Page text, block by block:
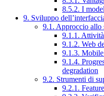
8.5.2. I
9. Sviluppo
9.1. Approccio allo
9.1.1.
9.1.2. Web
9.1.3.
9.1.4.
degradation
9.2. Strumenti di
9.2.1.